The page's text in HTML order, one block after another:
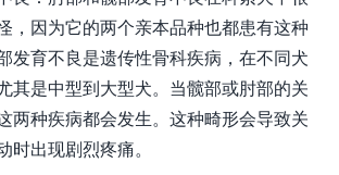
，因为它的两个亲本品种也都患有这种
发育不良是遗传性骨科疾病，在不同犬
其是中型到大型犬。当髋部或肘部的关
两种疾病都会发生。这种畸形会导致关
出现剧烈疼痛。